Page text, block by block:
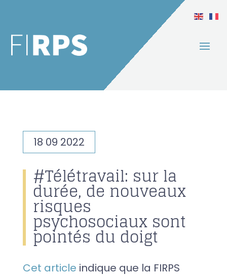
18 09 2022
#Télétravail: sur la
durée, de nouveaux
risques
psychosociaux sont
pointés du doigt
Cet article indique que la FIRPS